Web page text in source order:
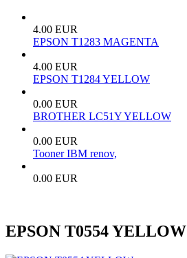
4.00 EUR
EPSON T1283 MAGENTA
4.00 EUR
EPSON T1284 YELLOW
0.00 EUR
BROTHER LC51Y YELLOW
0.00 EUR
Tooner IBM renov,
0.00 EUR
EPSON T0554 YELLOW